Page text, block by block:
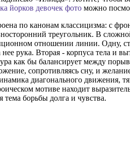
йорков девочек фото можно
по канонам классицизма: с
треугольник. В
отношении линии. Одну,
рука. Вторая - корпуса тела и
как бы балансирует между
сопротивляясь сну, и
диагонального движения,
мотиве находит
тема борьбы долга и чувства.